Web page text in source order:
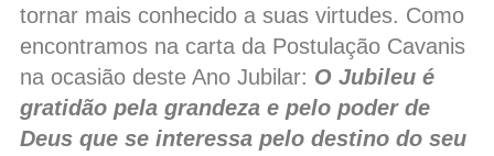
tornar mais conhecido a suas virtudes. Como
encontramos na carta da Postulação Cavanis
na ocasião deste Ano Jubilar: O Jubileu é
gratidão pela grandeza e pelo poder de
Deus que se interessa pelo destino do seu